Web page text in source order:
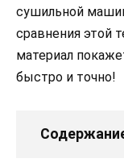
сушильной
сравнения этой
материал
быстро и точно!